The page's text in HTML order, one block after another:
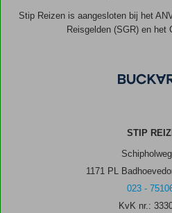
Stip Reizen is aangesloten bij het
Reisgelden (SGR) en het
STIP
1171 PL
023 -
KvK nr.: